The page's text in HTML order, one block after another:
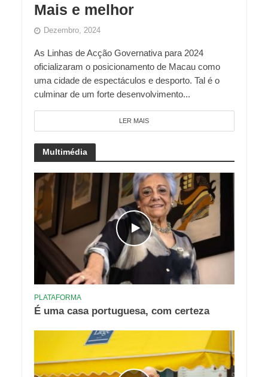
Mais e melhor
Dezembro, 2024
As Linhas de Acção Governativa para 2024
oficializaram o posicionamento de Macau como
uma cidade de espectáculos e desporto. Tal é o
culminar de um forte desenvolvimento...
LER MAIS
Multimédia
PLATAFORMA
É uma casa portuguesa, com certeza